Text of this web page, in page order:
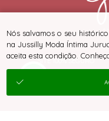
SITE 100% SEGURO
®
Nós salvamos o seu
na Jussilly Moda Íntima
aceita esta condição.